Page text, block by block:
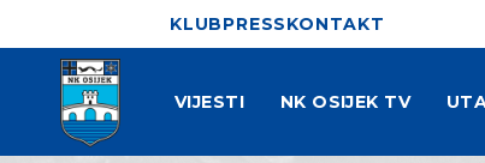
KLUBPRESSKONTAKT
VIJESTI NK OSIJEK TV